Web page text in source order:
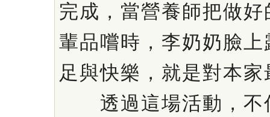
完成，當營養師把做
輩品嚐時，李奶奶臉
足與快樂，就是對本
透過這場活動，不